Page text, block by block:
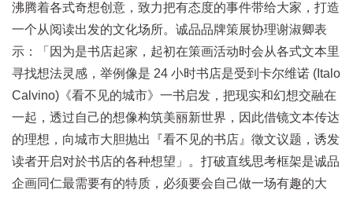
沸腾着各式奇想创意，致力把有态度的事件带给大家，打造
一个从阅读出发的文化场所。诚品品牌策展协理谢淑卿表
示：「因为是书店起家，起初在策画活动时会从各式文本里
寻找想法灵感，举例像是 24 小时书店是受到卡尔维诺 (Italo
Calvino)《看不见的城市》一书启发，把现实和幻想交融在
一起，透过自己的想像构筑美丽新世界，因此借镜文本传达
的理想，向城市大胆抛出『看不见的书店』徵文议题，诱发
读者开启对於书店的各种想望」。打破直线思考框架是诚品
企画同仁最需要有的特质，必须要会自己做一场有趣的大